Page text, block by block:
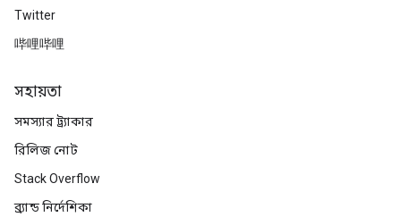
Twitter
哔哩哔哩
সহায়তা
সমস্যার ট্র্যাকার
রিলিজ নোট
Stack Overflow
ব্র্যান্ড নির্দেশিকা